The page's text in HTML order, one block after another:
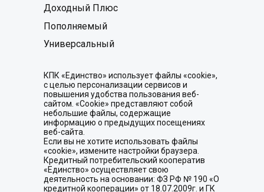
Доходный Плюс
Пополняемый
Универсальный
КПК «Единство» использует файлы «cookie»,
с целью персонализации сервисов и
повышения удобства пользования веб-
сайтом. «Cookie» представляют собой
небольшие файлы, содержащие
информацию о предыдущих посещениях
веб-сайта.
Если вы не хотите использовать файлы
«cookie», измените настройки браузера.
Кредитный потребительский кооператив
«Единство» осуществляет свою
деятельность на основании: ФЗ РФ № 190 «О
кредитной кооперации» от 18.07.2009г. и ГК